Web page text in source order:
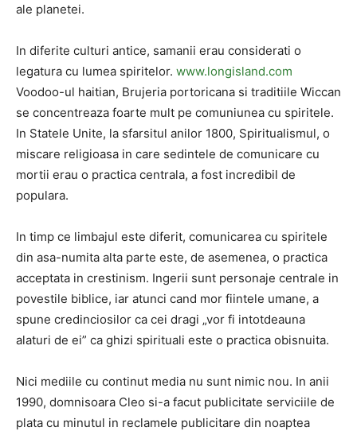
ale planetei.
In diferite culturi antice, samanii erau considerati o
legatura cu lumea spiritelor. www.longisland.com
Voodoo-ul haitian, Brujeria portoricana si traditiile Wiccan
se concentreaza foarte mult pe comuniunea cu spiritele.
In Statele Unite, la sfarsitul anilor 1800, Spiritualismul, o
miscare religioasa in care sedintele de comunicare cu
mortii erau o practica centrala, a fost incredibil de
populara.
In timp ce limbajul este diferit, comunicarea cu spiritele
din asa-numita alta parte este, de asemenea, o practica
acceptata in crestinism. Ingerii sunt personaje centrale in
povestile biblice, iar atunci cand mor fiintele umane, a
spune credinciosilor ca cei dragi „vor fi intotdeauna
alaturi de ei” ca ghizi spirituali este o practica obisnuita.
Nici mediile cu continut media nu sunt nimic nou. In anii
1990, domnisoara Cleo si-a facut publicitate serviciile de
plata cu minutul in reclamele publicitare din noaptea